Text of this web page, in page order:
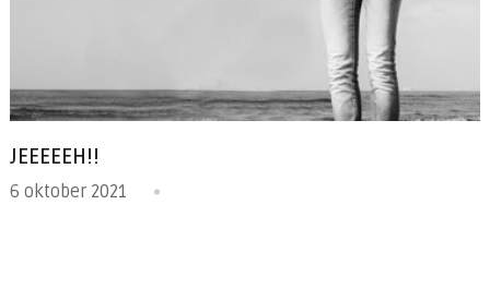
JEEEEEH!!
6 oktober 2021